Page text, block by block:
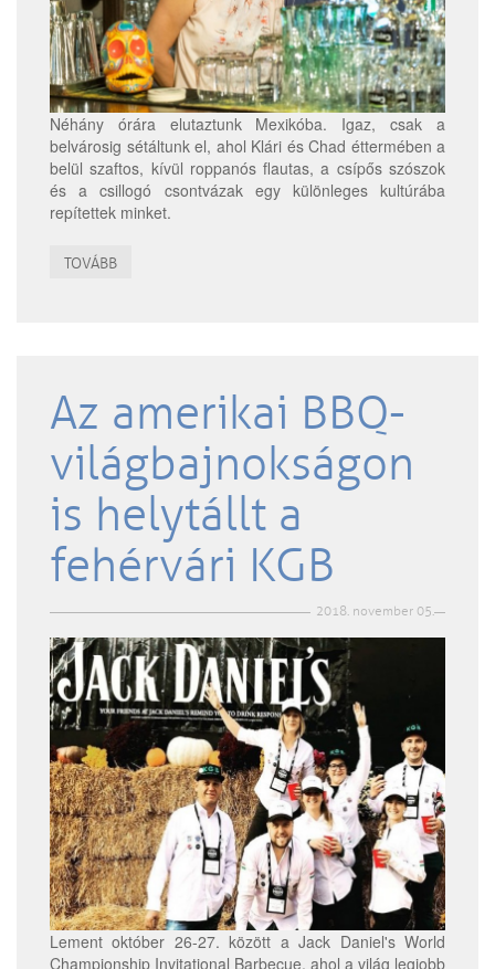
Néhány órára elutaztunk Mexikóba. Igaz, csak a
belvárosig sétáltunk el, ahol Klári és Chad éttermében a
belül szaftos, kívül roppanós flautas, a csípős szószok
és a csillogó csontvázak egy különleges kultúrába
repítettek minket.
TOVÁBB
Az amerikai BBQ-
világbajnokságon
is helytállt a
fehérvári KGB
2018. november 05.
Lement október 26-27. között a Jack Daniel's World
Championship Invitational Barbecue, ahol a világ legjobb